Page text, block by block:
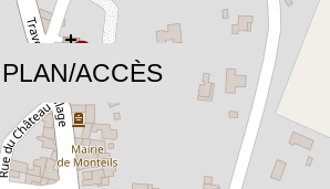
PLAN/ACCÈS
location_on